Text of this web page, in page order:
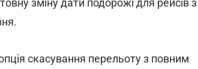
зміну дати подорожі для рейсів з
скасування перельоту з повним